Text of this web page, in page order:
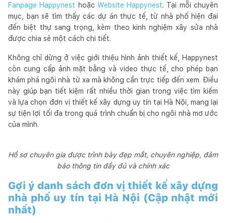
Fanpage Happynest hoặc Website Happynest. Tại mỗi chuyên
mục, bạn sẽ tìm thấy các dự án thực tế, từ nhà phố hiện đại
đến biệt thự sang trọng, kèm theo kinh nghiệm xây sửa nhà
được chia sẻ một cách chi tiết.
Không chỉ dừng ở việc giới thiệu hình ảnh thiết kế, Happynest
còn cung cấp ảnh mặt bằng và video thực tế, cho phép bạn
khám phá ngôi nhà từ xa mà không cần trực tiếp đến xem. Điều
này giúp bạn tiết kiệm rất nhiều thời gian trong việc tìm kiếm
và lựa chọn đơn vị thiết kế xây dựng uy tín tại Hà Nội, mang lại
sự tiện lợi tối đa trong quá trình chuẩn bị cho ngôi nhà mơ ước
của mình.
Hồ sơ chuyên gia được trình bày đẹp mắt, chuyên nghiệp, đảm
bảo thông tin đầy đủ và chính xác
Gợi ý danh sách đơn vị thiết kế xây dựng
nhà phố uy tín tại Hà Nội (Cập nhật mới
nhất)